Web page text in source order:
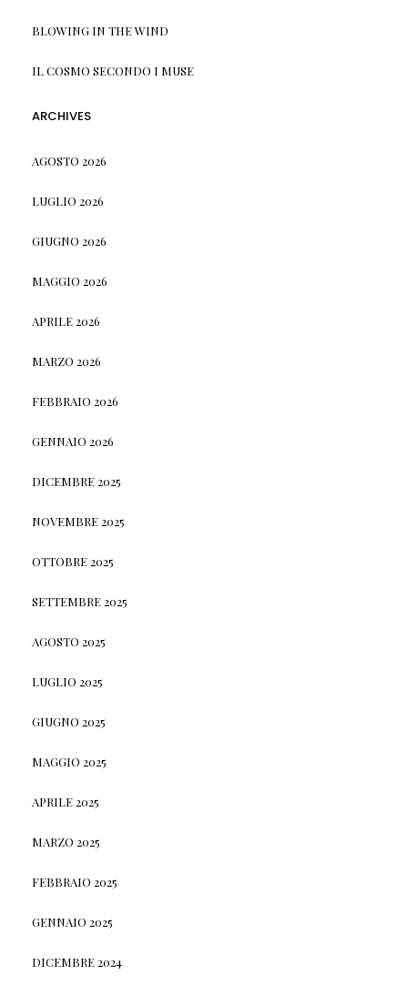
BLOWING IN THE WIND
IL COSMO SECONDO I MUSE
ARCHIVES
AGOSTO 2026
LUGLIO 2026
GIUGNO 2026
MAGGIO 2026
APRILE 2026
MARZO 2026
FEBBRAIO 2026
GENNAIO 2026
DICEMBRE 2025
NOVEMBRE 2025
OTTOBRE 2025
SETTEMBRE 2025
AGOSTO 2025
LUGLIO 2025
GIUGNO 2025
MAGGIO 2025
APRILE 2025
MARZO 2025
FEBBRAIO 2025
GENNAIO 2025
DICEMBRE 2024